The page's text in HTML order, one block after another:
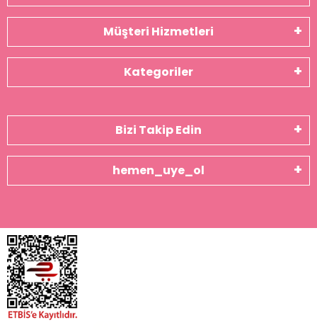
Müşteri Hizmetleri
Kategoriler
Bizi Takip Edin
hemen_uye_ol